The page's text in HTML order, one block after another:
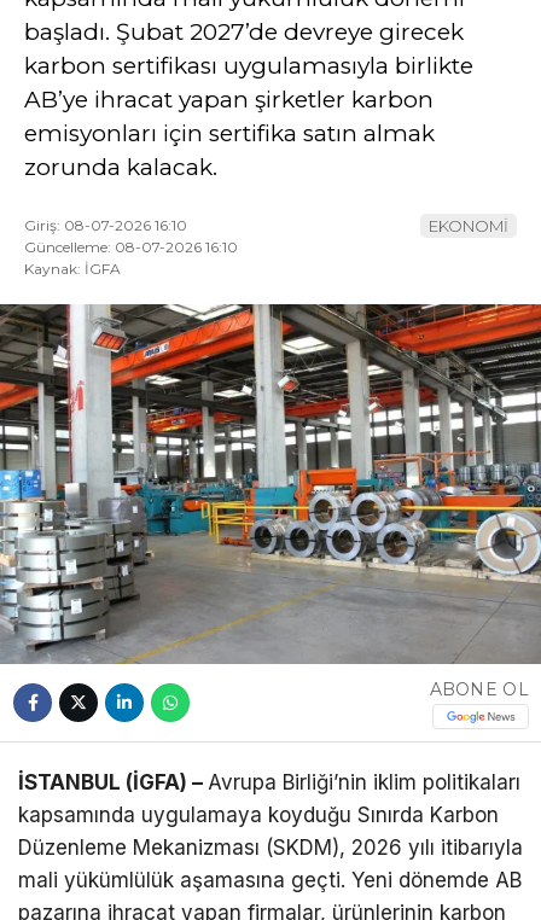
WhatsApp
İhbar Hattı
Youtube
Pinterest
Telegram
YAZI DİZİSİ
YAZARLAR
başladı. Şubat 2027’de devreye girecek
karbon sertifikası uygulamasıyla birlikte
AB’ye ihracat yapan şirketler karbon
emisyonları için sertifika satın almak
zorunda kalacak.
Giriş: 08-07-2026 16:10
Güncelleme: 08-07-2026 16:10
Kaynak: İGFA
EKONOMİ
ABONE OL
İSTANBUL (İGFA) – Avrupa Birliği’nin iklim politikaları
kapsamında uygulamaya koyduğu Sınırda Karbon
Düzenleme Mekanizması (SKDM), 2026 yılı itibarıyla
mali yükümlülük aşamasına geçti. Yeni dönemde AB
pazarına ihracat yapan firmalar, ürünlerinin karbon